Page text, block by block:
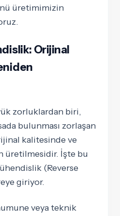
üretimimizin
Orijinal
zorluklardan biri,
bulunması zorlaşan
kalitesinde ve
üretilmesidir. İşte bu
(Reverse
giriyor.
veya teknik